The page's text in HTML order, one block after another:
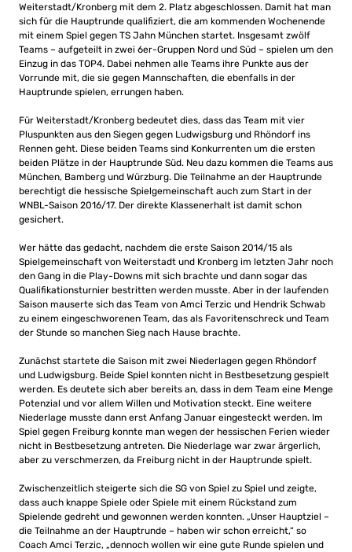
Weiterstadt/Kronberg mit dem 2. Platz abgeschlossen. Damit hat man
sich für die Hauptrunde qualifiziert, die am kommenden Wochenende
mit einem Spiel gegen TS Jahn München startet. Insgesamt zwölf
Teams – aufgeteilt in zwei 6er-Gruppen Nord und Süd – spielen um den
Einzug in das TOP4. Dabei nehmen alle Teams ihre Punkte aus der
Vorrunde mit, die sie gegen Mannschaften, die ebenfalls in der
Hauptrunde spielen, errungen haben.
Für Weiterstadt/Kronberg bedeutet dies, dass das Team mit vier
Pluspunkten aus den Siegen gegen Ludwigsburg und Rhöndorf ins
Rennen geht. Diese beiden Teams sind Konkurrenten um die ersten
beiden Plätze in der Hauptrunde Süd. Neu dazu kommen die Teams aus
München, Bamberg und Würzburg. Die Teilnahme an der Hauptrunde
berechtigt die hessische Spielgemeinschaft auch zum Start in der
WNBL-Saison 2016/17. Der direkte Klassenerhalt ist damit schon
gesichert.
Wer hätte das gedacht, nachdem die erste Saison 2014/15 als
Spielgemeinschaft von Weiterstadt und Kronberg im letzten Jahr noch
den Gang in die Play-Downs mit sich brachte und dann sogar das
Qualifikationsturnier bestritten werden musste. Aber in der laufenden
Saison mauserte sich das Team von Amci Terzic und Hendrik Schwab
zu einem eingeschworenen Team, das als Favoritenschreck und Team
der Stunde so manchen Sieg nach Hause brachte.
Zunächst startete die Saison mit zwei Niederlagen gegen Rhöndorf
und Ludwigsburg. Beide Spiel konnten nicht in Bestbesetzung gespielt
werden. Es deutete sich aber bereits an, dass in dem Team eine Menge
Potenzial und vor allem Willen und Motivation steckt. Eine weitere
Niederlage musste dann erst Anfang Januar eingesteckt werden. Im
Spiel gegen Freiburg konnte man wegen der hessischen Ferien wieder
nicht in Bestbesetzung antreten. Die Niederlage war zwar ärgerlich,
aber zu verschmerzen, da Freiburg nicht in der Hauptrunde spielt.
Zwischenzeitlich steigerte sich die SG von Spiel zu Spiel und zeigte,
dass auch knappe Spiele oder Spiele mit einem Rückstand zum
Spielende gedreht und gewonnen werden konnten. „Unser Hauptziel –
die Teilnahme an der Hauptrunde – haben wir schon erreicht,“ so
Coach Amci Terzic, „dennoch wollen wir eine gute Runde spielen und